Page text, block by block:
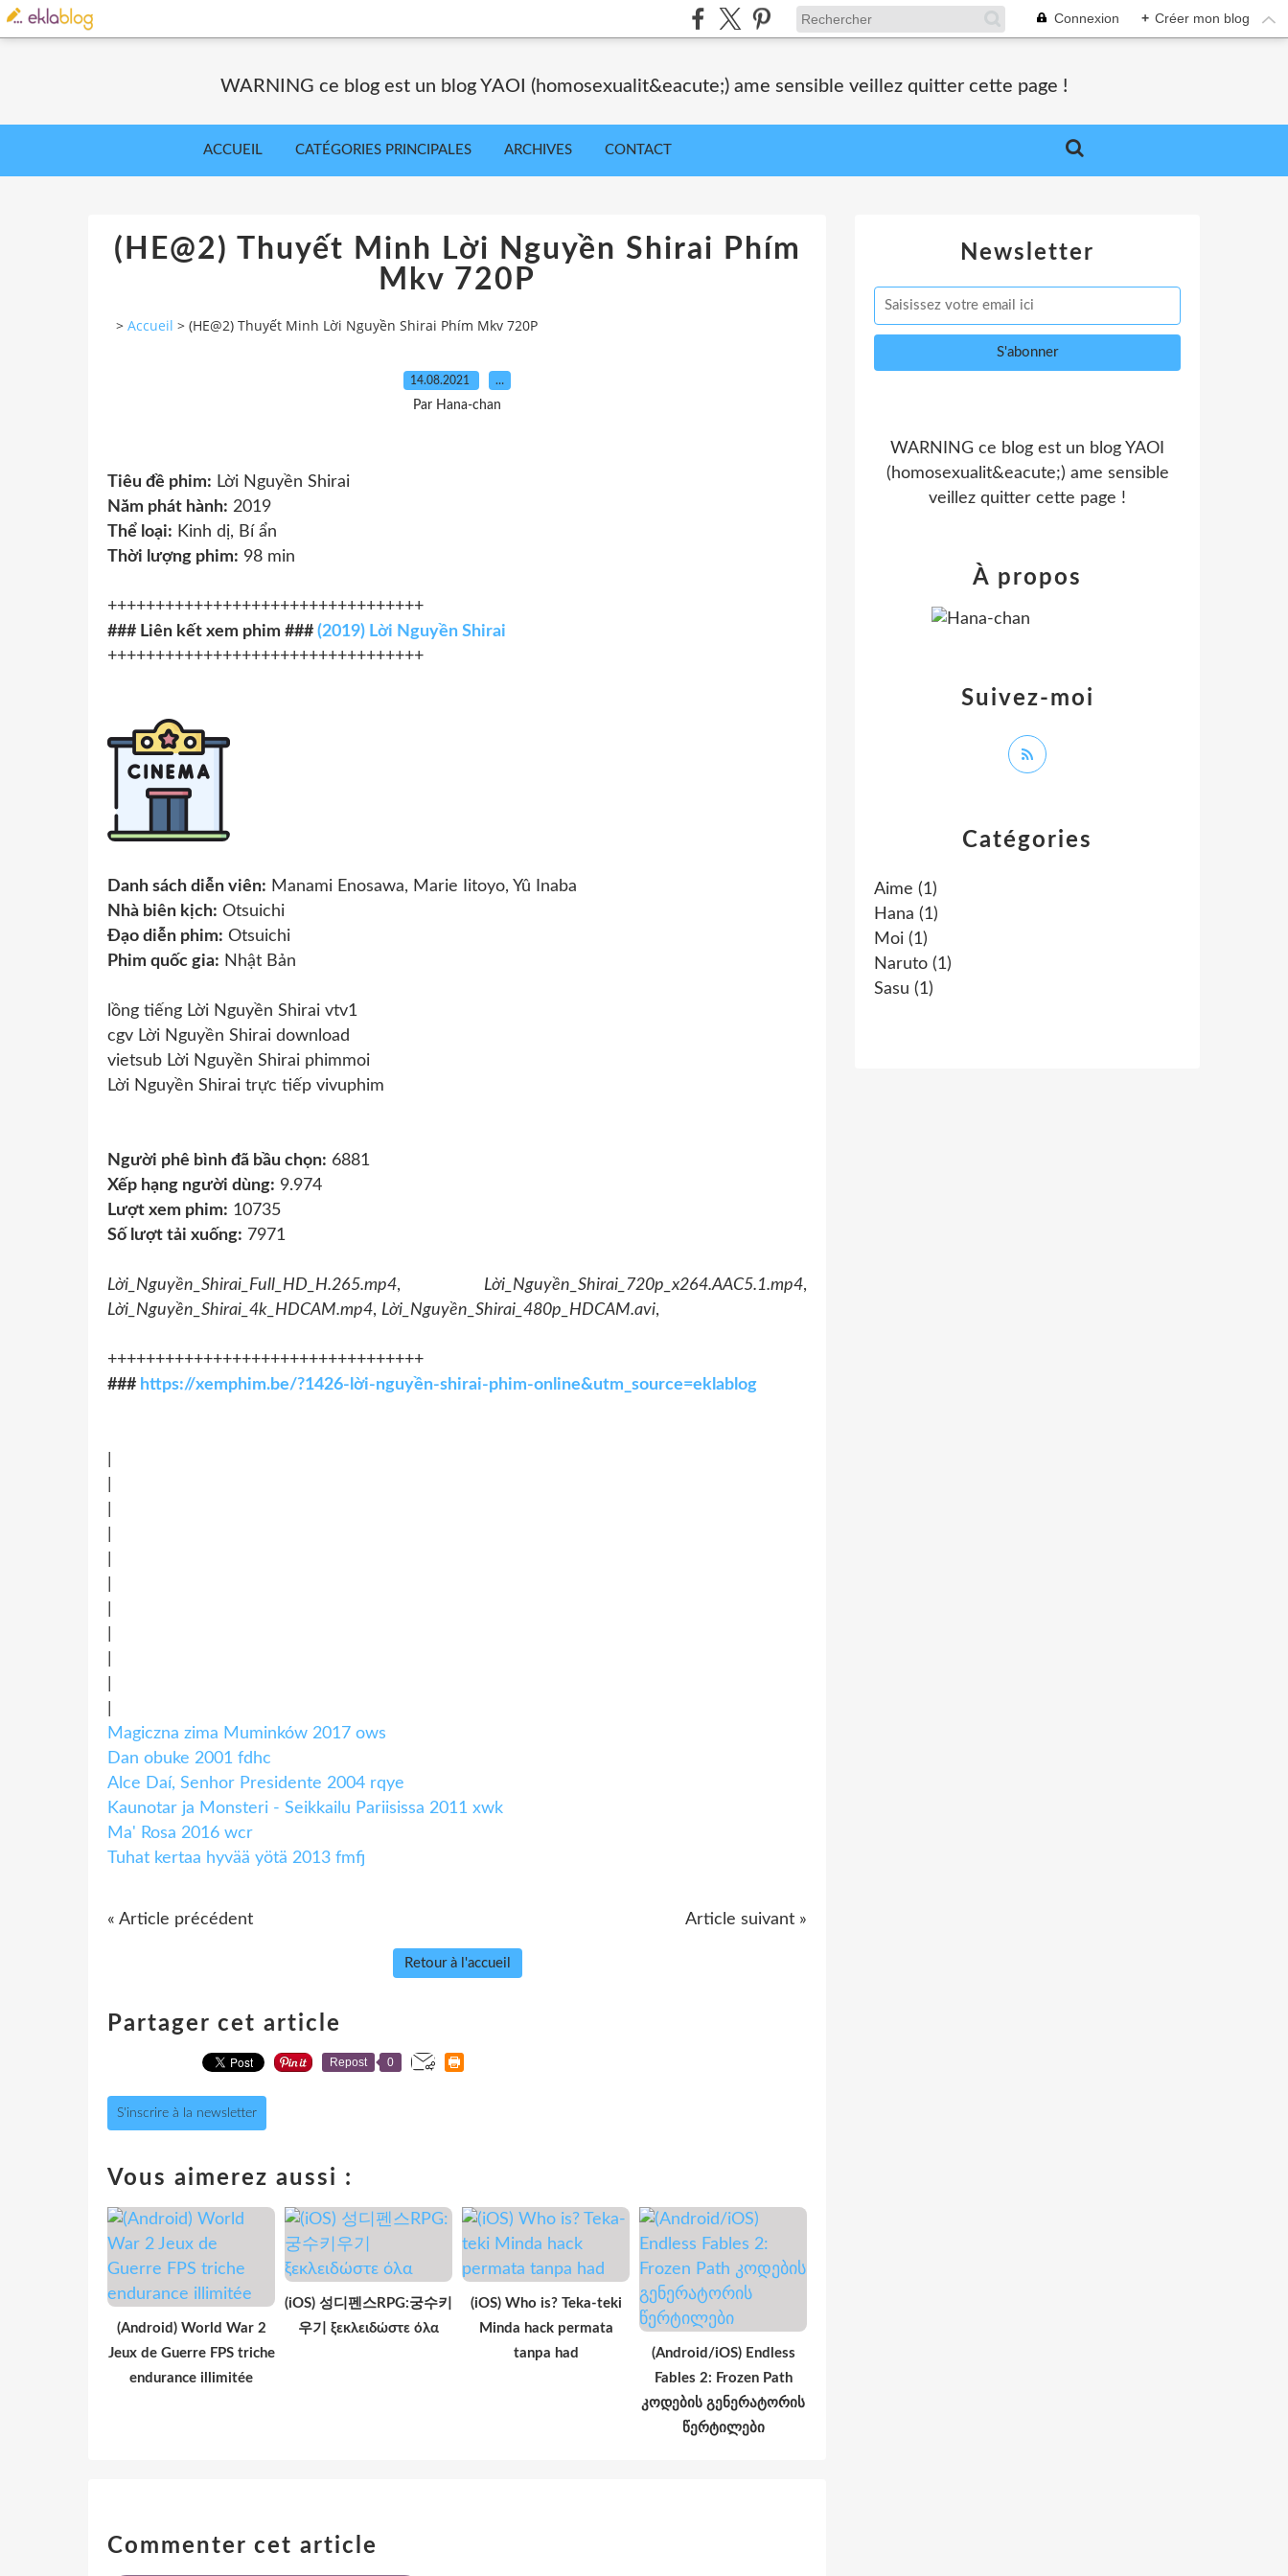
Connexion + Créer mon blog
WARNING ce blog est un blog YAOI (homosexualit&eacute;) ame sensible veillez quitter cette page !
ACCUEIL CATÉGORIES PRINCIPALES ARCHIVES CONTACT
(HE@2) Thuyết Minh Lời Nguyền Shirai Phím
Mkv 720P
> Accueil > (HE@2) Thuyết Minh Lời Nguyền Shirai Phím Mkv 720P
14.08.2021 …
Par Hana-chan
Tiêu đề phim: Lời Nguyền Shirai
Năm phát hành: 2019
Thể loại: Kinh dị, Bí ẩn
Thời lượng phim: 98 min
+++++++++++++++++++++++++++++++++
### Liên kết xem phim ### (2019) Lời Nguyền Shirai
+++++++++++++++++++++++++++++++++
Danh sách diễn viên: Manami Enosawa, Marie Iitoyo, Yû Inaba
Nhà biên kịch: Otsuichi
Đạo diễn phim: Otsuichi
Phim quốc gia: Nhật Bản
lồng tiếng Lời Nguyền Shirai vtv1
cgv Lời Nguyền Shirai download
vietsub Lời Nguyền Shirai phimmoi
Lời Nguyền Shirai trực tiếp vivuphim
Người phê bình đã bầu chọn: 6881
Xếp hạng người dùng: 9.974
Lượt xem phim: 10735
Số lượt tải xuống: 7971
Lời_Nguyền_Shirai_Full_HD_H.265.mp4, Lời_Nguyền_Shirai_720p_x264.AAC5.1.mp4,
Lời_Nguyền_Shirai_4k_HDCAM.mp4, Lời_Nguyền_Shirai_480p_HDCAM.avi,
+++++++++++++++++++++++++++++++++
### https://xemphim.be/?1426-lời-nguyền-shirai-phim-online&utm_source=eklablog
Magiczna zima Muminków 2017 ows
Dan obuke 2001 fdhc
Alce Daí, Senhor Presidente 2004 rqye
Kaunotar ja Monsteri - Seikkailu Pariisissa 2011 xwk
Ma' Rosa 2016 wcr
Tuhat kertaa hyvää yötä 2013 fmfj
« Article précédent Article suivant »
Retour à l'accueil
Partager cet article
Repost 0
S'inscrire à la newsletter
Vous aimerez aussi :
(Android) World War 2
Jeux de Guerre FPS triche
endurance illimitée
(iOS) 성디펜스RPG:궁수키
우기 ξεκλειδώστε όλα
(iOS) Who is? Teka-teki
Minda hack permata
tanpa had
(Android/iOS) Endless
Fables 2: Frozen Path
კოდების გენერატორის
წერტილები
Commenter cet article
Newsletter
Catégories
Aime (1)
Hana (1)
Moi (1)
Naruto (1)
Sasu (1)
WARNING ce blog est un blog YAOI
(homosexualit&eacute;) ame sensible
veillez quitter cette page !
Suivez-moi
À propos